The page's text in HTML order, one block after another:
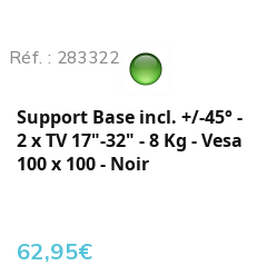
Réf. : 283322
Support Base incl. +/-45° -
2 x TV 17"-32" - 8 Kg - Vesa
100 x 100 - Noir
62,95€